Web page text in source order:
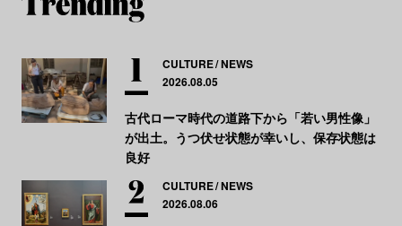
CULTURE NEWS
2026.08.05
古代ローマ時代の道路下から「若い男性像」
が出土。うつ伏せ状態が幸いし、保存状態は
良好
CULTURE NEWS
2026.08.06